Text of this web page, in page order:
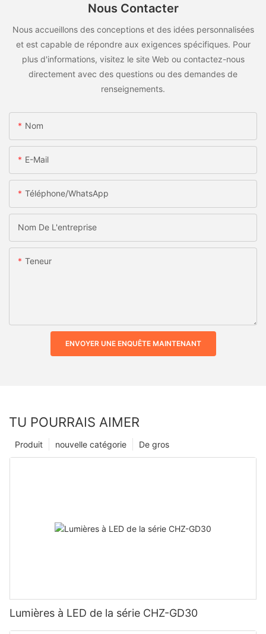
Nous Contacter
Nous accueillons des conceptions et des idées personnalisées
et est capable de répondre aux exigences spécifiques. Pour
plus d'informations, visitez le site Web ou contactez-nous
directement avec des questions ou des demandes de
renseignements.
Nom
E-Mail
Téléphone/WhatsApp
Nom De L'entreprise
Teneur
ENVOYER UNE ENQUÊTE MAINTENANT
TU POURRAIS AIMER
De gros
nouvelle catégorie
Produit
Lumières à LED de la série CHZ-GD30